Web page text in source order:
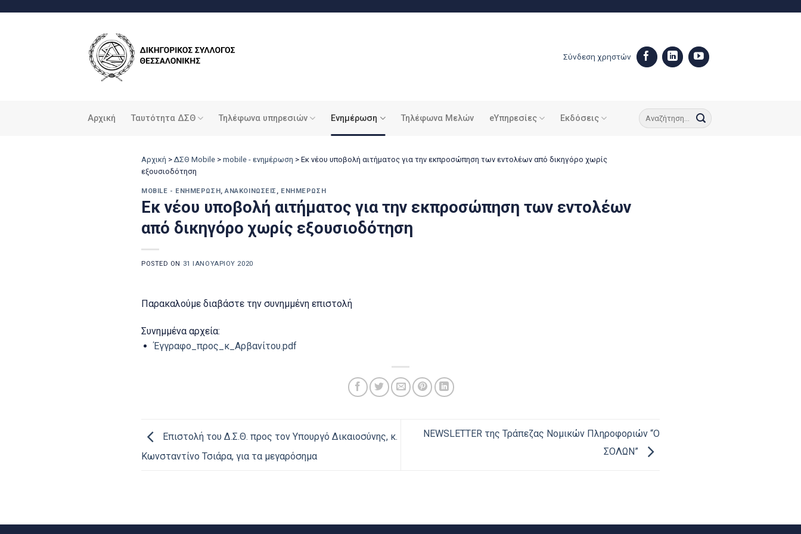
Σύνδεση χρηστών
Αρχική Ταυτότητα ΔΣΘ Τηλέφωνα υπηρεσιών Ενημέρωση Τηλέφωνα Μελών eΥπηρεσίες Εκδόσεις
Αρχική > ΔΣΘ Mobile > mobile - ενημέρωση > Εκ νέου υποβολή αιτήματος για την εκπροσώπηση των εντολέων από δικηγόρο χωρίς
εξουσιοδότηση
MOBILE - ΕΝΗΜΈΡΩΣΗ,ΑΝΑΚΟΙΝΏΣΕΙΣ , ΕΝΗΜΈΡΩΣΗ
Εκ νέου υποβολή αιτήματος για την εκπροσώπηση των εντολέων
από δικηγόρο χωρίς εξουσιοδότηση
POSTED ON 31 ΙΑΝΟΥΑΡΊΟΥ 2020
Παρακαλούμε διαβάστε την συνημμένη επιστολή
Συνημμένα αρχεία:
Έγγραφο_προς_κ_Αρβανίτου.pdf
Επιστολή του Δ.Σ.Θ. προς τον Υπουργό Δικαιοσύνης, κ.
Κωνσταντίνο Τσιάρα, για τα μεγαρόσημα
NEWSLETTER της Τράπεζας Νομικών Πληροφοριών “Ο
ΣΟΛΩΝ”